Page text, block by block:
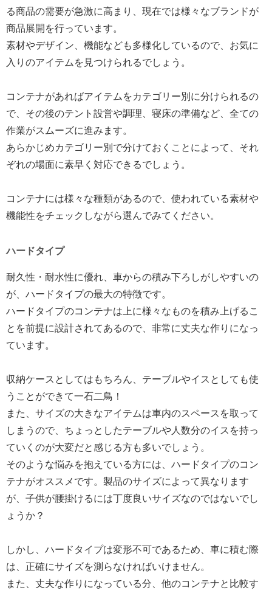
る商品の需要が急激に高まり、現在では様々なブランドが
商品展開を行っています。
素材やデザイン、機能なども多様化しているので、お気に
入りのアイテムを見つけられるでしょう。
コンテナがあればアイテムをカテゴリー別に分けられるの
で、その後のテント設営や調理、寝床の準備など、全ての
作業がスムーズに進みます。
あらかじめカテゴリー別で分けておくことによって、それ
ぞれの場面に素早く対応できるでしょう。
コンテナには様々な種類があるので、使われている素材や
機能性をチェックしながら選んでみてください。
ハードタイプ
耐久性・耐水性に優れ、車からの積み下ろしがしやすいの
が、ハードタイプの最大の特徴です。
ハードタイプのコンテナは上に様々なものを積み上げるこ
とを前提に設計されてあるので、非常に丈夫な作りになっ
ています。
収納ケースとしてはもちろん、テーブルやイスとしても使
うことができて一石二鳥！
また、サイズの大きなアイテムは車内のスペースを取って
しまうので、ちょっとしたテーブルや人数分のイスを持っ
ていくのが大変だと感じる方も多いでしょう。
そのような悩みを抱えている方には、ハードタイプのコン
テナがオススメです。製品のサイズによって異なります
が、子供が腰掛けるには丁度良いサイズなのではないでし
ょうか？
しかし、ハードタイプは変形不可であるため、車に積む際
は、正確にサイズを測らなければいけません。
また、丈夫な作りになっている分、他のコンテナと比較す